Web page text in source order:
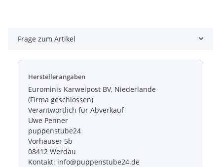
Frage zum Artikel
Herstellerangaben
Eurominis Karweipost BV, Niederlande
(Firma geschlossen)
Verantwortlich für Abverkauf
Uwe Penner
puppenstube24
Vorhäuser 5b
08412 Werdau
Kontakt: info@puppenstube24.de